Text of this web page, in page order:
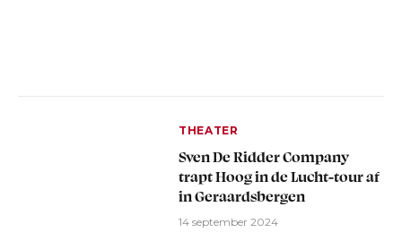
THEATER
Sven De Ridder Company
trapt Hoog in de Lucht-tour af
in Geraardsbergen
14 september 2024